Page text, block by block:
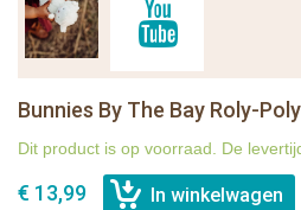
Bunnies By The Bay Roly-
Dit product is op voorraad. De
€ 13,99